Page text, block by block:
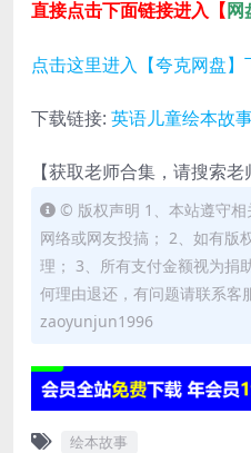
直接点击下面链接进入【 网
点击这里进入【夸克网盘】
下载链接: 英语儿童绘本故
【获取老师合集，请搜索老
© 版权声明 1、本站遵守
网络或网友投搞； 2、如有版
理； 3、所有支付金额视为捐
何理由退还，有问题请联系客
zaoyunjun1996
绘本故事